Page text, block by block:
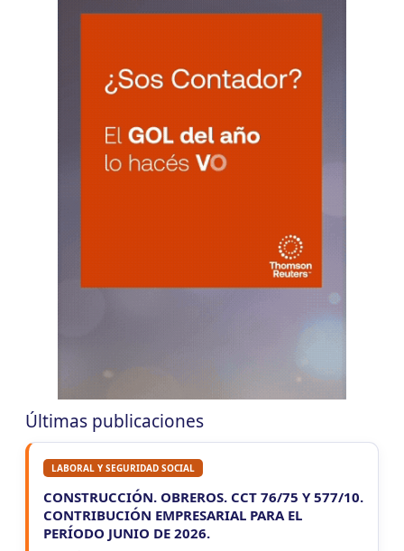
7
LA RIOJA
Agentes Percepcion La Rioja
CUIT 5-6-7-8-9-…
CUIT 0-1-2-3-…
10 Agentes SIRCAR 2a Quinc
CUIT 5-6-7-8-9-…
Últimas publicaciones
LABORAL Y SEGURIDAD SOCIAL
CONSTRUCCIÓN. OBREROS. CCT 76/75 Y 577/10.
CONTRIBUCIÓN EMPRESARIAL PARA EL
PERÍODO JUNIO DE 2026.